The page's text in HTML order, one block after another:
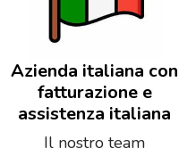
Azienda italiana con
fatturazione e
assistenza italiana
Il nostro team